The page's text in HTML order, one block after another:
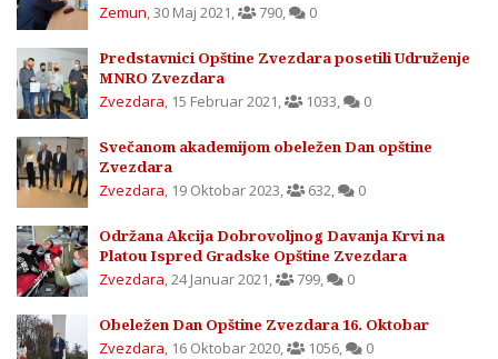
Zemun 30 Maj 2021 790 0
Predstavnici Opštine Zvezdara posetili Udruženje
MNRO Zvezdara
Zvezdara 15 Februar 2021 1033 0
Svečanom akademijom obeležen Dan opštine
Zvezdara
Zvezdara 19 Oktobar 2023 632 0
Održana Akcija Dobrovoljnog Davanja Krvi na
Platou Ispred Gradske Opštine Zvezdara
Zvezdara 24 Januar 2021 799 0
Obeležen Dan Opštine Zvezdara 16. Oktobar
Zvezdara 16 Oktobar 2020 1056 0